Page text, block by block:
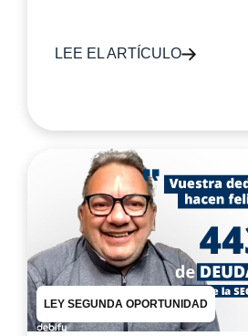
LEE EL ARTÍCULO
LEY SEGUNDA OPORTUNIDAD